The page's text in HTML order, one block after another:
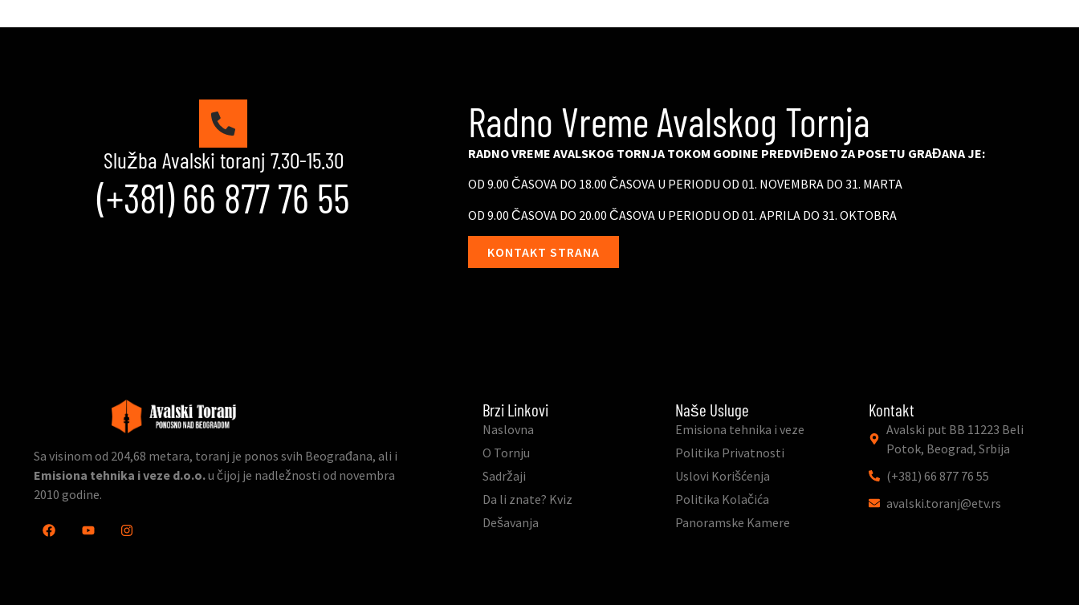
Služba Avalski toranj 7.30-15.30
(+381) 66 877 76 55
Radno Vreme Avalskog Tornja
RADNO VREME AVALSKOG TORNJA TOKOM GODINE PREDVIĐENO ZA POSETU GRAĐANA JE:
OD 9.00 ČASOVA DO 18.00 ČASOVA U PERIODU OD 01. NOVEMBRA DO 31. MARTA
OD 9.00 ČASOVA DO 20.00 ČASOVA U PERIODU OD 01. APRILA DO 31. OKTOBRA
KONTAKT STRANA
Sa visinom od 204,68 metara, toranj je ponos svih Beograđana, ali i
Emisiona tehnika i veze d.o.o.u čijoj je nadležnosti od novembra
2010 godine.
Brzi Linkovi
Naslovna
O Tornju
Sadržaji
Da li znate? Kviz
Dešavanja
Naše Usluge
Emisiona tehnika i veze
Politika Privatnosti
Uslovi Korišćenja
Politika Kolačića
Panoramske Kamere
Kontakt
Avalski put BB 11223 Beli
Potok, Beograd, Srbija
(+381) 66 877 76 55
avalski.toranj@etv.rs